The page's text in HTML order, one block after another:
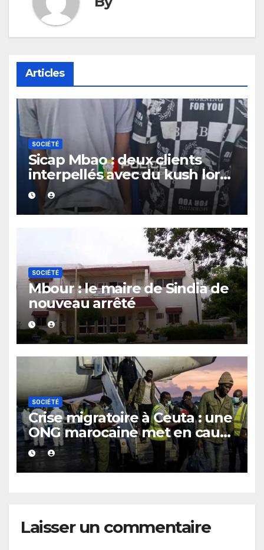
Articles
SOCIÉTÉ
Sicap Mbao : deux clients
interpellés avec du kush lors
d’un contrôle de police dans
un bar
SOCIÉTÉ
Mbour : le maire de Sindia de
nouveau arrêté
SOCIÉTÉ
Crise migratoire à Ceuta : une
ONG marocaine met en cause
les responsabilités de Rabat
et de Madrid
Laisser un commentaire